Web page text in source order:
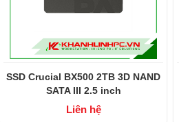
SSD Crucial BX500 2TB 3D NAND
SATA III 2.5 inch
(CT2000BX500SSD1)
Liên hệ